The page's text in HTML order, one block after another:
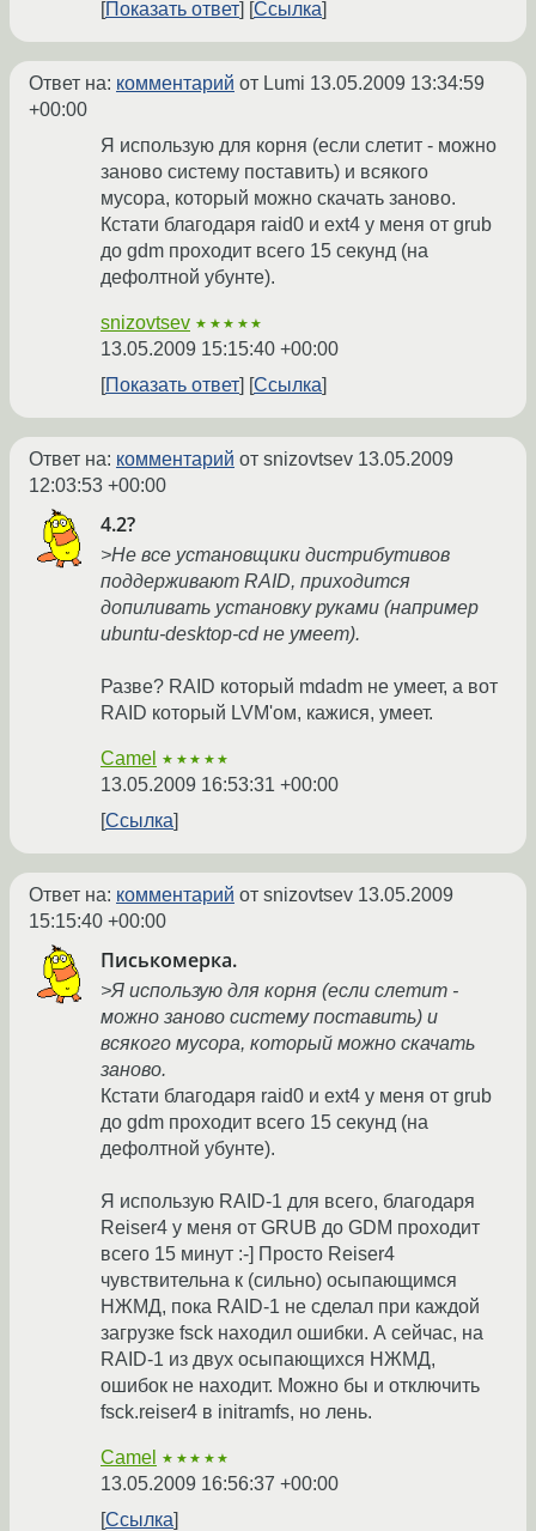
Показать ответ Ссылка
Ответ на: комментарий от Lumi 13.05.2009 13:34:59
+00:00
Я использую для корня (если слетит - можно
заново систему поставить) и всякого
мусора, который можно скачать заново.
Кстати благодаря raid0 и ext4 у меня от grub
до gdm проходит всего 15 секунд (на
дефолтной убунте).
snizovtsev ★★★★★
13.05.2009 15:15:40 +00:00
Показать ответ
Ссылка
Ответ на: комментарий от snizovtsev 13.05.2009
12:03:53 +00:00
4.2?
>Не все установщики дистрибутивов
поддерживают RAID, приходится
допиливать установку руками (например
ubuntu-desktop-cd не умеет).
Разве? RAID который mdadm не умеет, а вот
RAID который LVM'ом, кажися, умеет.
Camel ★★★★★
13.05.2009 16:53:31 +00:00
Ссылка
Ответ на: комментарий от snizovtsev 13.05.2009
15:15:40 +00:00
Писькомерка.
>Я использую для корня (если слетит -
можно заново систему поставить) и
всякого мусора, который можно скачать
заново.
Кстати благодаря raid0 и ext4 у меня от grub
до gdm проходит всего 15 секунд (на
дефолтной убунте).
Я использую RAID-1 для всего, благодаря
Reiser4 у меня от GRUB до GDM проходит
всего 15 минут :-] Просто Reiser4
чувствительна к (сильно) осыпающимся
НЖМД, пока RAID-1 не сделал при каждой
загрузке fsck находил ошибки. А сейчас, на
RAID-1 из двух осыпающихся НЖМД,
ошибок не находит. Можно бы и отключить
fsck.reiser4 в initramfs, но лень.
Camel ★★★★★
13.05.2009 16:56:37 +00:00
Ссылка